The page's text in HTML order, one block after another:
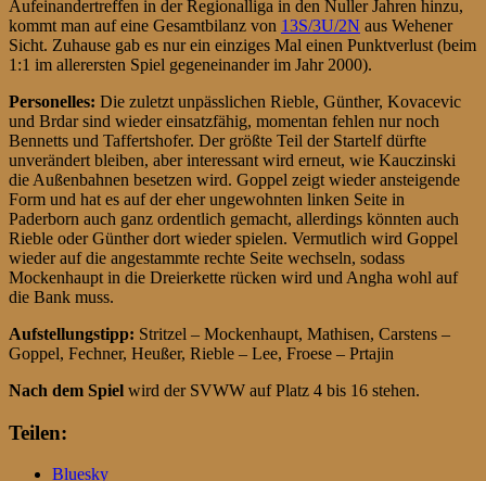
Aufeinandertreffen in der Regionalliga in den Nuller Jahren hinzu,
kommt man auf eine Gesamtbilanz von 13S/3U/2N aus Wehener
Sicht. Zuhause gab es nur ein einziges Mal einen Punktverlust (beim
1:1 im allerersten Spiel gegeneinander im Jahr 2000).
Personelles: Die zuletzt unpässlichen Rieble, Günther, Kovacevic
und Brdar sind wieder einsatzfähig, momentan fehlen nur noch
Bennetts und Taffertshofer. Der größte Teil der Startelf dürfte
unverändert bleiben, aber interessant wird erneut, wie Kauczinski
die Außenbahnen besetzen wird. Goppel zeigt wieder ansteigende
Form und hat es auf der eher ungewohnten linken Seite in
Paderborn auch ganz ordentlich gemacht, allerdings könnten auch
Rieble oder Günther dort wieder spielen. Vermutlich wird Goppel
wieder auf die angestammte rechte Seite wechseln, sodass
Mockenhaupt in die Dreierkette rücken wird und Angha wohl auf
die Bank muss.
Aufstellungstipp: Stritzel – Mockenhaupt, Mathisen, Carstens –
Goppel, Fechner, Heußer, Rieble – Lee, Froese – Prtajin
Nach dem Spiel wird der SVWW auf Platz 4 bis 16 stehen.
Teilen:
Bluesky